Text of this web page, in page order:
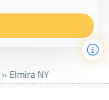
» Elmira NY